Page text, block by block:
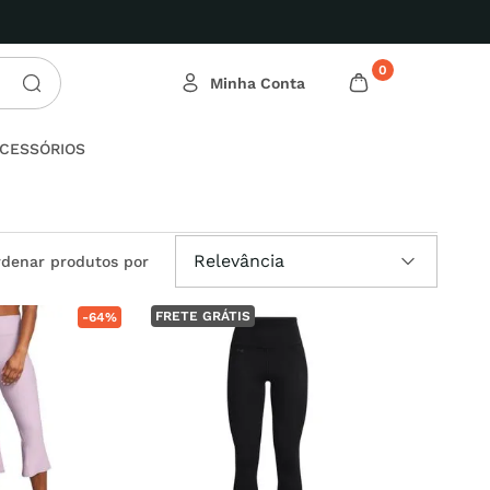
0
Relevância
-64% FRETE GRÁTIS